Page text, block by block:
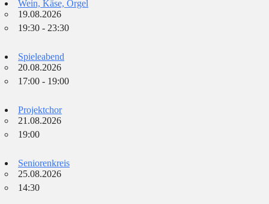
Wein, Käse, Orgel
19.08.2026
19:30 - 23:30
Spieleabend
20.08.2026
17:00 - 19:00
Projektchor
21.08.2026
19:00
Seniorenkreis
25.08.2026
14:30